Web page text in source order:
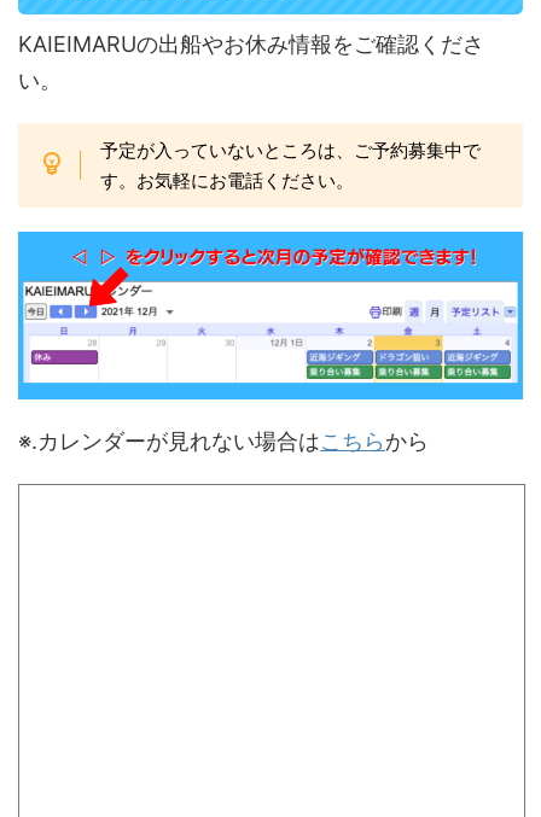
KAIEIMARUの出船やお休み情報をご確認くださ
い。
予定が入っていないところは、ご予約募集中で
す。お気軽にお電話ください。
※.カレンダーが見れない場合はこちらから